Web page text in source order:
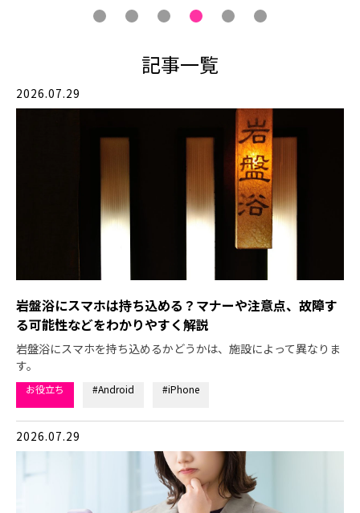
記事一覧
2026.07.29
岩盤浴にスマホは持ち込める？マナーや注意点、故障す
る可能性などをわかりやすく解説
岩盤浴にスマホを持ち込めるかどうかは、施設によって異なりま
す。
お役立ち #Android #iPhone
2026.07.29